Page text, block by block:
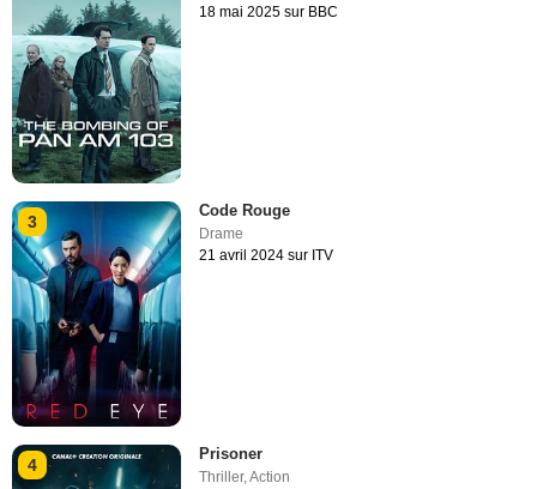
18 mai 2025 sur BBC
3
Code Rouge
Drame
21 avril 2024 sur ITV
4
Prisoner
Thriller,Action